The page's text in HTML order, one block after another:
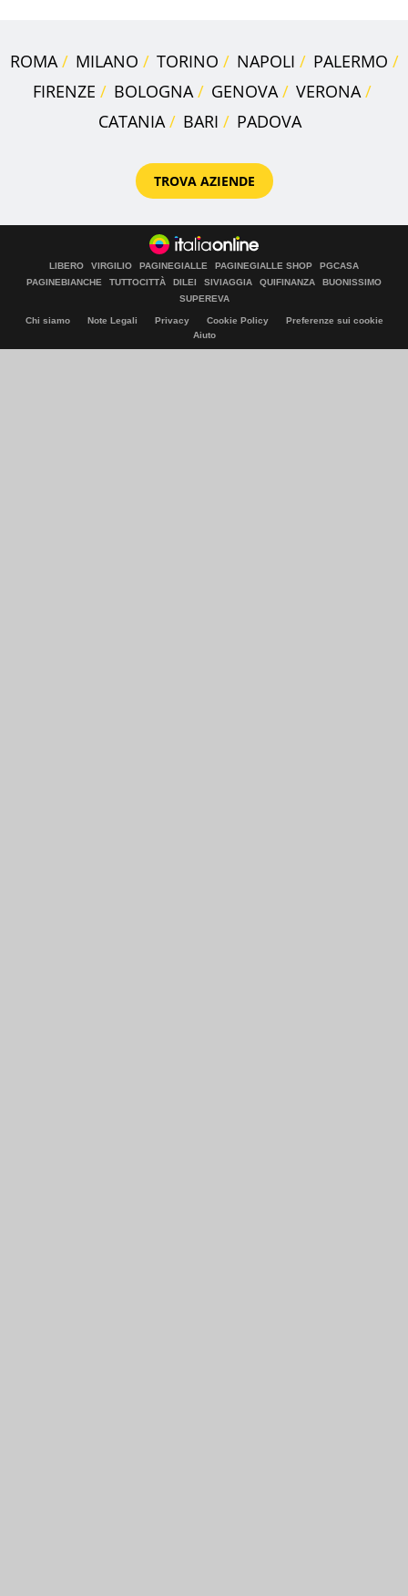
ROMA MILANO TORINO NAPOLI
PALERMO
FIRENZE
BOLOGNA GENOVA
VERONA
CATANIA
BARI PADOVA
TROVA AZIENDE
LIBERO VIRGILIO PAGINEGIALLE PAGINEGIALLE SHOP
PGCASA
PAGINEBIANCHE
TUTTOCITTÀ DILEI SIVIAGGIA QUIFINANZA
BUONISSIMO
SUPEREVA
Chi siamo Note Legali Privacy Cookie Policy
Preferenze sui cookie
Aiuto